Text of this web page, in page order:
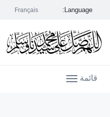
Language:
Français
قائمة